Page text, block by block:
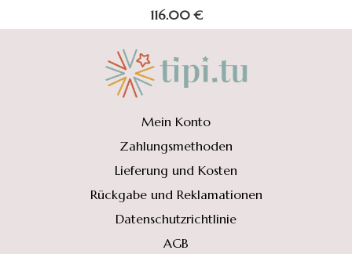
116.00€
Mein Konto
Zahlungsmethoden
Lieferung und Kosten
Rückgabe und Reklamationen
Datenschutzrichtlinie
AGB